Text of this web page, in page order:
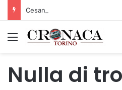
Menu
Nulla di